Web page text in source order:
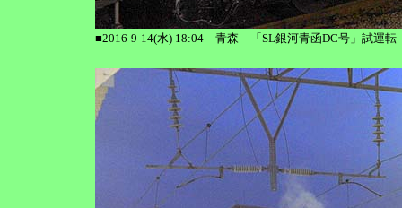
■2016-9-14(水) 18:04 青森 「SL銀河青函DC号」試運